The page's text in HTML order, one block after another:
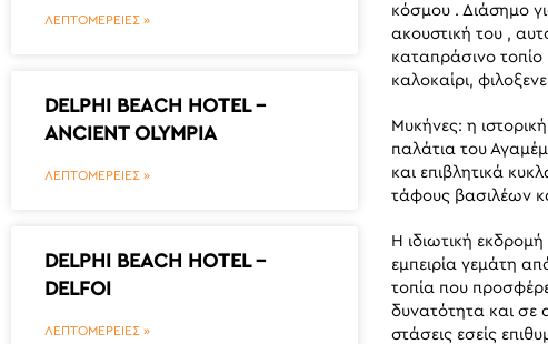
ΛΕΠΤΟΜΕΡΕΙΕΣ »
DELPHI BEACH HOTEL –
ANCIENT OLYMPIA
ΛΕΠΤΟΜΕΡΕΙΕΣ »
DELPHI BEACH HOTEL –
DELFOI
ΛΕΠΤΟΜΕΡΕΙΕΣ »
κόσμου . Διάσημο
ακουστική του ,
καταπράσινο
καλοκαίρι,
Μυκήνες: η
παλάτια του
και επιβλητικά
τάφους βασιλέων
Η ιδιωτική
εμπειρία γεμάτη
τοπία που
δυνατότητα και σε
στάσεις εσείς